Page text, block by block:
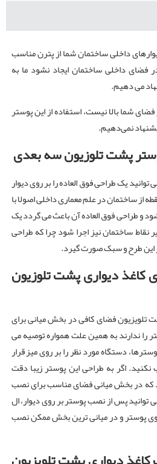
داخلی ساختمان شما از پترن مناسب
داخلی ساختمان ایجاد نشود ما به
می دهیم.
شما بالا نیست، استفاده از این پوستر
نمی‌دهیم.
پشت تلوزیون سه بعدی
توانید یک طراحی فوق العاده را بر روی دیوار
از ساختمان در علم معماری داخلی اصولا با
و طراحی فوق العاده آن باعث می گردد یک
نقاط ساختمان نیز اجرا شود چرا که طراحی
این طرح و سبک صورت گیرد.
کاغذ دیواری پشت تلوزیون
تلویزیون فضای کافی در بخش میانی برای
را ندارند به همین علت همواره توصیه می
دستگاه مورد نظر را بر روی میز قرار
اگر به طراحی این پوستر زیبا دقت
که در بخش میانی فضای مناسب برای نصب
توانید پس از نصب پوستر بر روی دیوار، ال
پوستر و در میانی ترین بخش ممکن نصب